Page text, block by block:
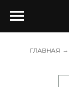
ГЛАВНАЯ →